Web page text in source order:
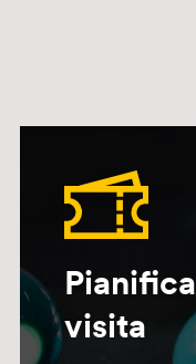
Pianifica
visita